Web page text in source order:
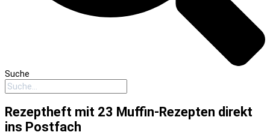
Suche
Rezeptheft mit 23 Muffin-Rezepten direkt
ins Postfach